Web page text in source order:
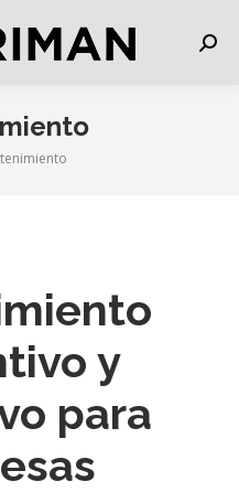
y
para